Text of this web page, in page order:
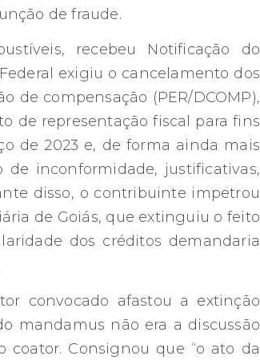
de fraude.
recebeu Notificação do
exigiu o cancelamento dos
de compensação (PER/DCOMP),
de representação fiscal para fins
de 2023 e, de forma ainda mais
de inconformidade, justificativas,
disso, o contribuinte impetrou
de Goiás, que extinguiu o feito
dos créditos demandaria
convocado afastou a extinção
mandamus não era a discussão
Consignou que “o ato da